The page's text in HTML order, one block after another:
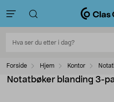
Forside Hjem Kontor
Notatbøker blanding 3-